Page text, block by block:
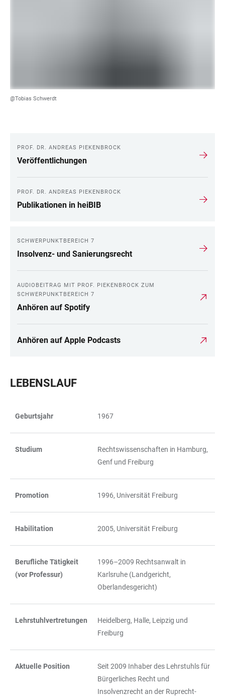
@Tobias Schwerdt
LINKS
PROF. DR. ANDREAS PIEKENBROCK
Veröffentlichungen
PROF. DR. ANDREAS PIEKENBROCK
Publikationen in heiBIB
SCHWERPUNKTBEREICH 7
Insolvenz- und Sanierungsrecht
AUDIOBEITRAG MIT PROF. PIEKENBROCK ZUM
SCHWERPUNKTBEREICH 7
Anhören auf Spotify
Anhören auf Apple Podcasts
LEBENSLAUF
Geburtsjahr 1967
Studium
Rechtswissenschaften in Hamburg,
Genf und Freiburg
Promotion 1996, Universität Freiburg
Habilitation 2005, Universität Freiburg
Berufliche Tätigkeit
(vor Professur)
1996–2009 Rechtsanwalt in
Karlsruhe (Landgericht,
Oberlandesgericht)
Lehrstuhlvertretungen
Heidelberg, Halle, Leipzig und
Freiburg
Aktuelle Position
Seit 2009 Inhaber des Lehrstuhls für
Bürgerliches Recht und
Insolvenzrecht an der Ruprecht-